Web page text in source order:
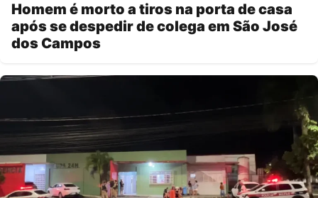
Homem é morto a tiros na porta de casa
após se despedir de colega em São José
dos Campos